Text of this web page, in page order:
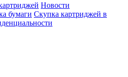
Новости
бумаги Скупка картриджей в